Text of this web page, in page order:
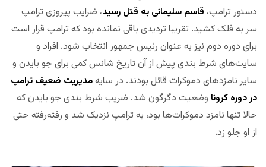
دستور ترامپ، قاسم سلیمانی به قتل رسید، ضرایب پیروزی ترامپ
سر به فلک کشید. تقریبا تردیدی باقی نمانده بود که ترامپ قرار است
برای دوره دوم نیز به عنوان رئیس جمهور انتخاب شود. افراد و
سایت‌های شرط بندی پیش از آن تاریخ شانس کمی برای جو بایدن و
سایر نامزدهای دموکرات قائل بودند. در سایهمدیریت ضعیف ترامپ
در دوره کرونا وضعیت دگرگون شد. ضریب شرط بندی جو بایدن که
حالا تنها نامزد دموکرات‌ها بود، به ترامپ نزدیک شد و رفته‌رفته حتی
از او جلو زد.